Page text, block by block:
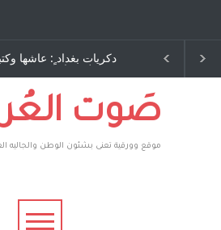
دكريات بغداد ٍ: عاشها وكتبها
:وليد رباح – نيوجرسي –
الولايات المتحدة الامريكية
طاحنة كتب
يوسف يقهر
صَوت
موقع وورقية تعنى بشئون الوطن والجاليه